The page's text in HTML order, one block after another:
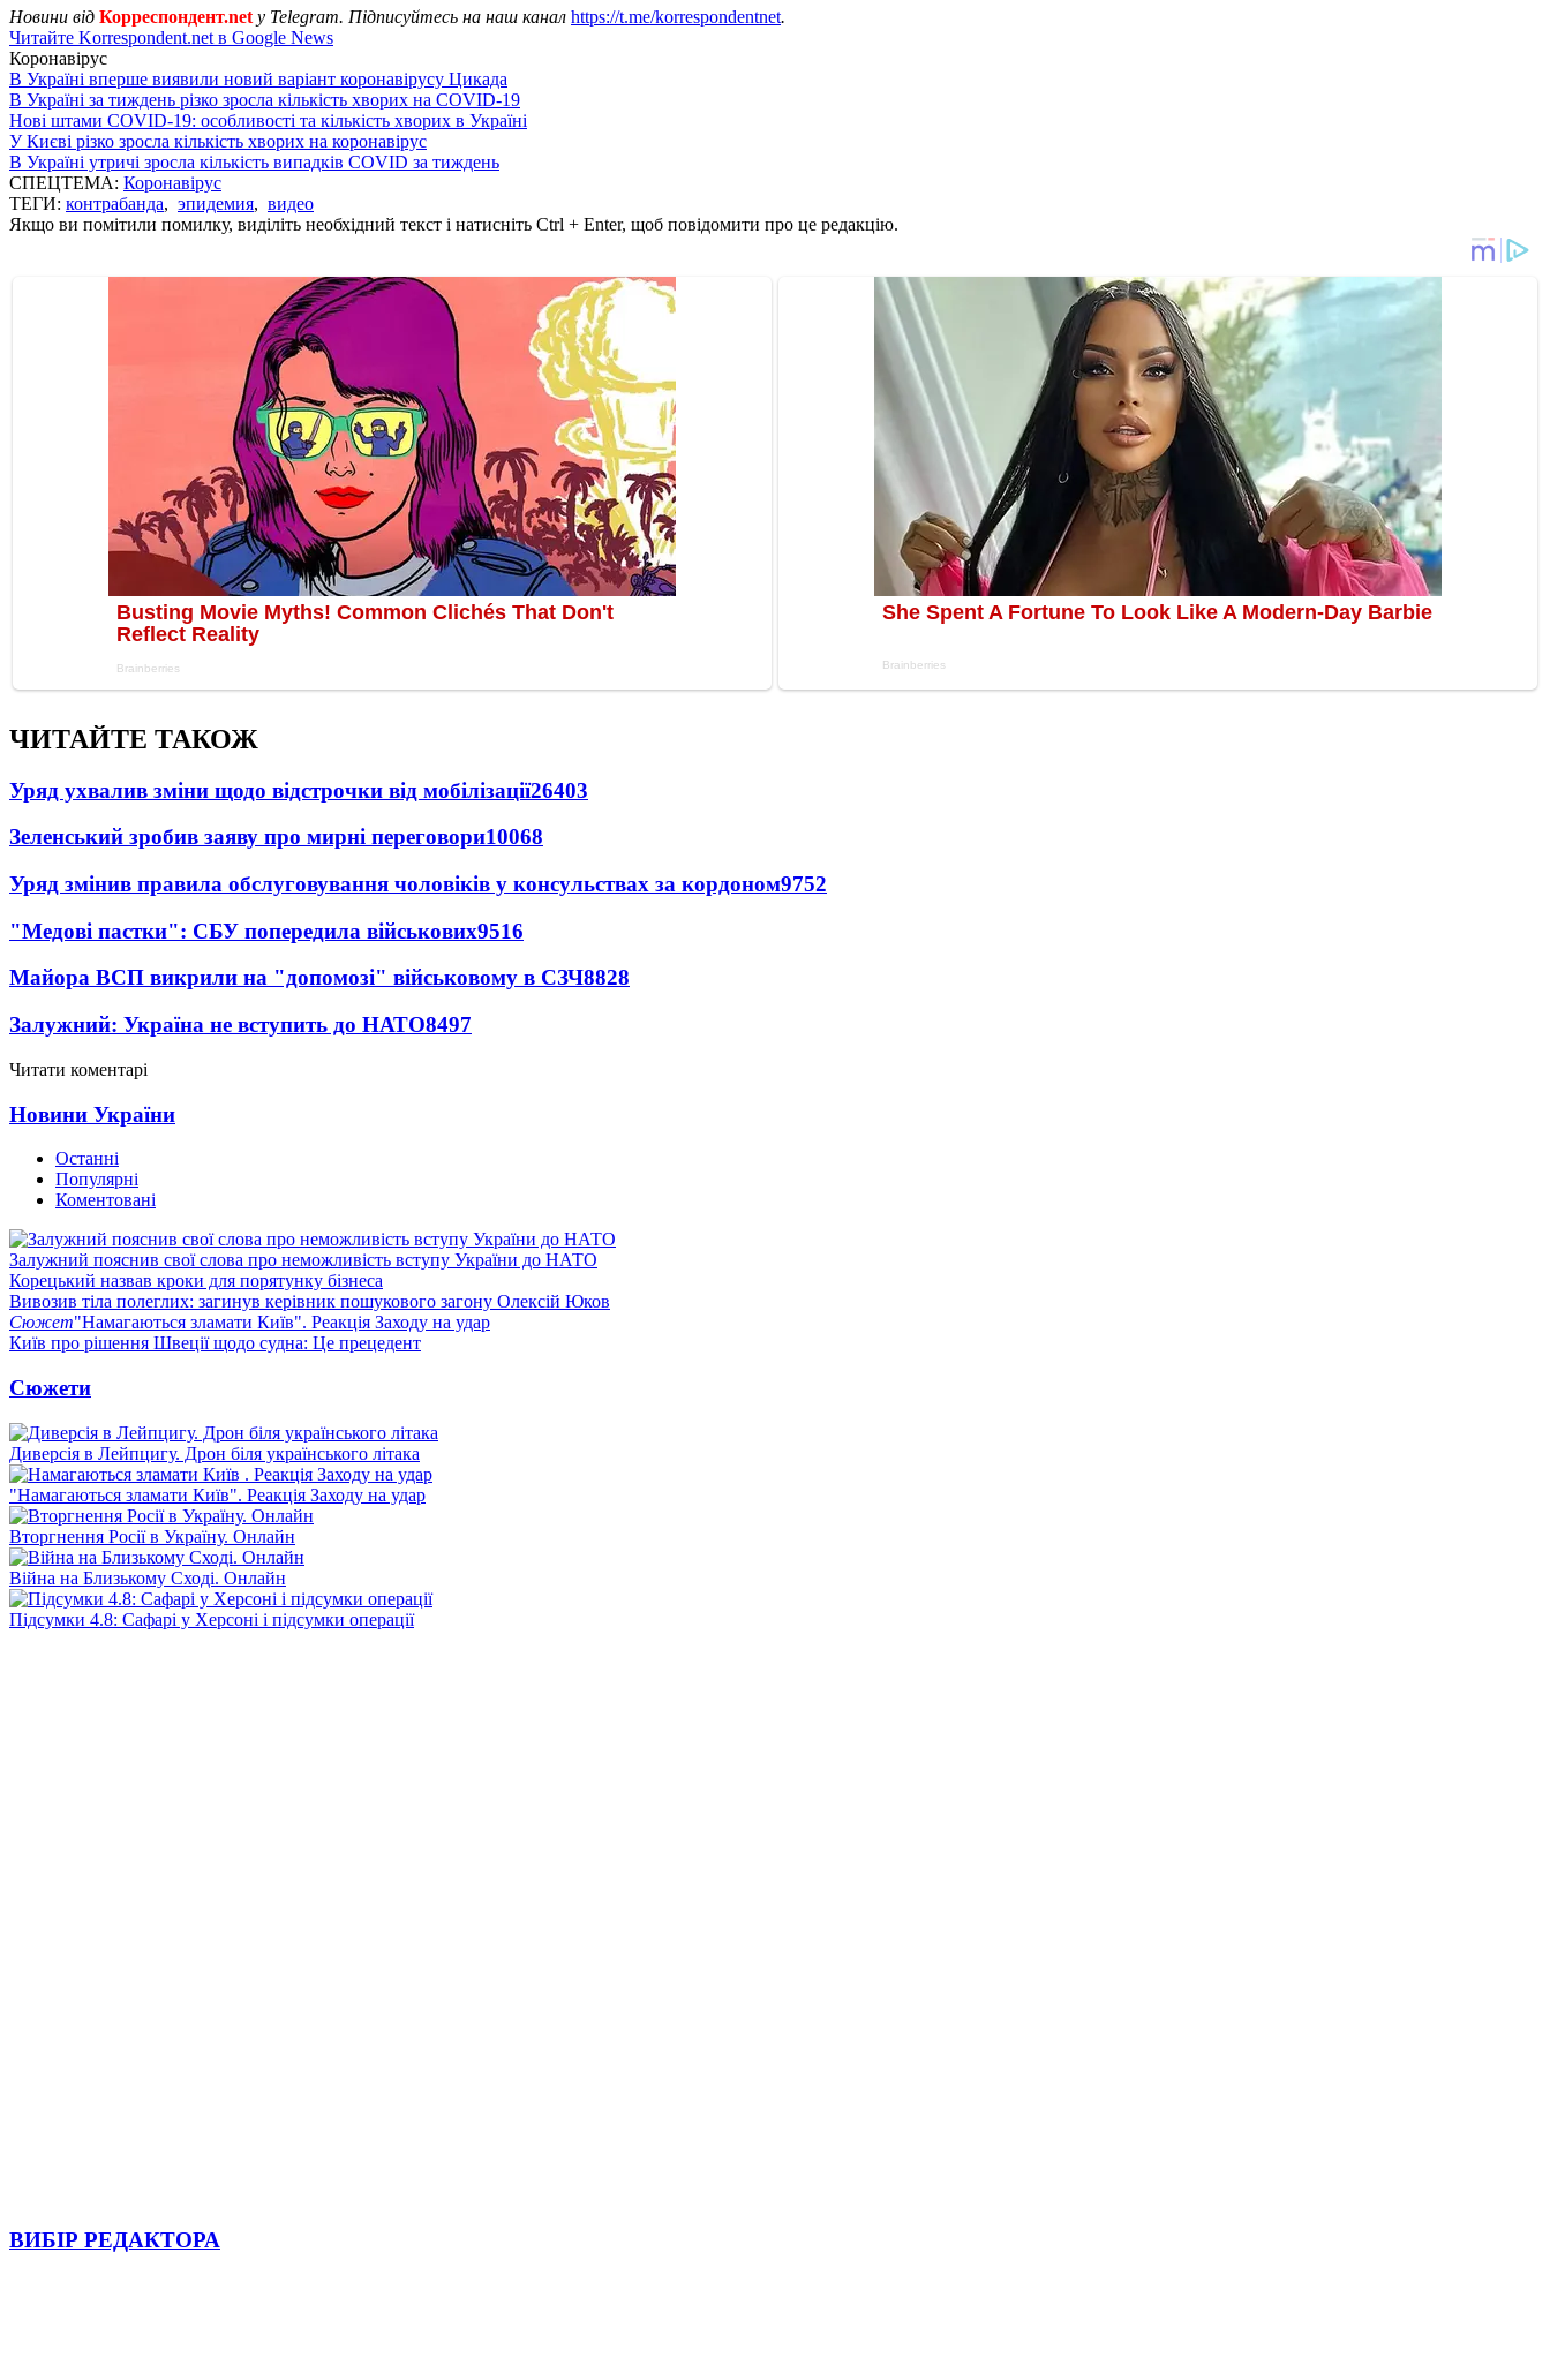
Новини від Корреспондент.net у Telegram. Підписуйтесь на наш канал https://t.me/korrespondentnet.
Читайте Korrespondent.net в Google News
Коронавірус
В Україні вперше виявили новий варіант коронавірусу Цикада
В Україні за тиждень різко зросла кількість хворих на COVID-19
Нові штами COVID-19: особливості та кількість хворих в Україні
У Києві різко зросла кількість хворих на коронавірус
В Україні утричі зросла кількість випадків COVID за тиждень
СПЕЦТЕМА: Коронавірус
ТЕГИ: контрабанда, эпидемия, видео
Якщо ви помітили помилку, виділіть необхідний текст і натисніть Ctrl + Enter, щоб повідомити про це редакцію.
ЧИТАЙТЕ ТАКОЖ
Уряд ухвалив зміни щодо відстрочки від мобілізації26403
Зеленський зробив заяву про мирні переговори10068
Уряд змінив правила обслуговування чоловіків у консульствах за кордоном9752
"Медові пастки": СБУ попередила військових9516
Майора ВСП викрили на "допомозі" військовому в СЗЧ8828
Залужний: Україна не вступить до НАТО8497
Читати коментарі
Новини України
Останні
Популярні
Коментовані
Залужний пояснив свої слова про неможливість вступу України до НАТО
Корецький назвав кроки для порятунку бізнеса
Вивозив тіла полеглих: загинув керівник пошукового загону Олексій Юков
Сюжет"Намагаються зламати Київ". Реакція Заходу на удар
Київ про рішення Швеції щодо судна: Це прецедент
Сюжети
Диверсія в Лейпцигу. Дрон біля українського літака
"Намагаються зламати Київ". Реакція Заходу на удар
Вторгнення Росії в Україну. Онлайн
Війна на Близькому Сході. Онлайн
Підсумки 4.8: Сафарі у Херсоні і підсумки операції
ВИБІР РЕДАКТОРА